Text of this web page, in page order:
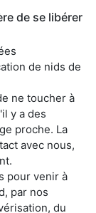
de se libérer
de nids de
ne toucher à
y a des
proche. La
avec nous,
pour venir à
par nos
du